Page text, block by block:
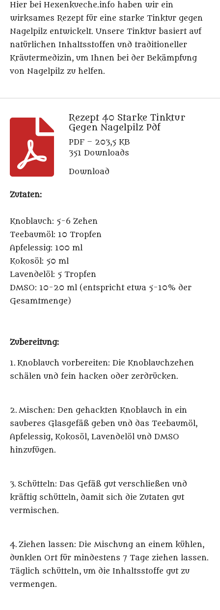
Hier bei Hexenkueche.info haben wir ein
wirksames Rezept für eine starke Tinktur gegen
Nagelpilz entwickelt. Unsere Tinktur basiert auf
natürlichen Inhaltsstoffen und traditioneller
Kräutermedizin, um Ihnen bei der Bekämpfung
von Nagelpilz zu helfen.
Rezept 40 Starke Tinktur
Gegen Nagelpilz Pdf
PDF – 203,5 KB
351 Downloads
Download
Zutaten:
Knoblauch: 5-6 Zehen
Teebaumöl: 10 Tropfen
Apfelessig: 100 ml
Kokosöl: 50 ml
Lavendelöl: 5 Tropfen
DMSO: 10-20 ml (entspricht etwa 5-10% der
Gesamtmenge)
Zubereitung:
1. Knoblauch vorbereiten: Die Knoblauchzehen
schälen und fein hacken oder zerdrücken.
2. Mischen: Den gehackten Knoblauch in ein
sauberes Glasgefäß geben und das Teebaumöl,
Apfelessig, Kokosöl, Lavendelöl und DMSO
hinzufügen.
3. Schütteln: Das Gefäß gut verschließen und
kräftig schütteln, damit sich die Zutaten gut
vermischen.
4. Ziehen lassen: Die Mischung an einem kühlen,
dunklen Ort für mindestens 7 Tage ziehen lassen.
Täglich schütteln, um die Inhaltsstoffe gut zu
vermengen.